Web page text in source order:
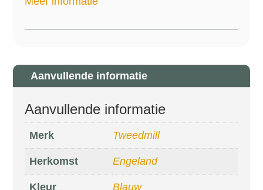
Aanvullende informatie
Aanvullende informatie
Merk Tweedmill
Herkomst Engeland
Kleur Blauw